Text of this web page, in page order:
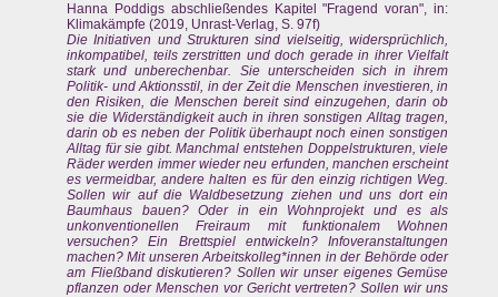
Hanna Poddigs abschließendes Kapitel "Fragend voran", in:
Klimakämpfe (2019, Unrast-Verlag, S. 97f)
Die Initiativen und Strukturen sind vielseitig, widersprüchlich,
inkompatibel, teils zerstritten und doch gerade in ihrer Vielfalt
stark und unberechenbar. Sie unterscheiden sich in ihrem
Politik- und Aktionsstil, in der Zeit die Menschen investieren, in
den Risiken, die Menschen bereit sind einzugehen, darin ob
sie die Widerständigkeit auch in ihren sonstigen Alltag tragen,
darin ob es neben der Politik überhaupt noch einen sonstigen
Alltag für sie gibt. Manchmal entstehen Doppelstrukturen, viele
Räder werden immer wieder neu erfunden, manchen erscheint
es vermeidbar, andere halten es für den einzig richtigen Weg.
Sollen wir auf die Waldbesetzung ziehen und uns dort ein
Baumhaus bauen? Oder in ein Wohnprojekt und es als
unkonventionellen Freiraum mit funktionalem Wohnen
versuchen? Ein Brettspiel entwickeln? Infoveranstaltungen
machen? Mit unseren Arbeitskolleg*innen in der Behörde oder
am Fließband diskutieren? Sollen wir unser eigenes Gemüse
pflanzen oder Menschen vor Gericht vertreten? Sollen wir uns